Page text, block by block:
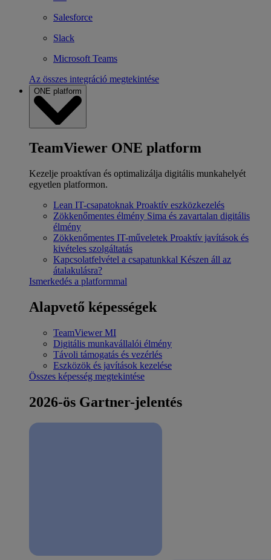
Salesforce
Slack
Microsoft Teams
Az összes integráció megtekintése
ONE platform
TeamViewer ONE platform
Kezelje proaktívan és optimalizálja digitális munkahelyét
egyetlen platformon.
Lean IT-csapatoknak Proaktív eszközkezelés
Zökkenőmentes élmény Sima és zavartalan digitális
élmény
Zökkenőmentes IT-műveletek Proaktív javítások és
kivételes szolgáltatás
Kapcsolatfelvétel a csapatunkkal Készen áll az
átalakulásra?
Ismerkedés a platformmal
Alapvető képességek
TeamViewer MI
Digitális munkavállalói élmény
Távoli támogatás és vezérlés
Eszközök és javítások kezelése
Összes képesség megtekintése
2026-ös Gartner-jelentés